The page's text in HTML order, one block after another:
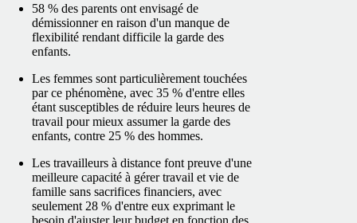
58 % des parents ont envisagé de
démissionner en raison d'un manque de
flexibilité rendant difficile la garde des
enfants.
Les femmes sont particulièrement touchées
par ce phénomène, avec 35 % d'entre elles
étant susceptibles de réduire leurs heures de
travail pour mieux assumer la garde des
enfants, contre 25 % des hommes.
Les travailleurs à distance font preuve d'une
meilleure capacité à gérer travail et vie de
famille sans sacrifices financiers, avec
seulement 28 % d'entre eux exprimant le
besoin d'ajuster leur budget en fonction des